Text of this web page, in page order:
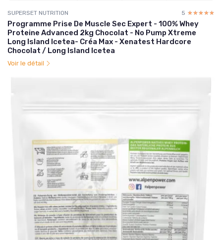
SUPERSET NUTRITION 5 ☆☆☆☆☆
★★★★★
Programme Prise De Muscle Sec Expert - 100% Whey
Proteine Advanced 2kg Chocolat - No Pump Xtreme
Long Island Icetea- Créa Max - Xenatest Hardcore
Chocolat / Long Island Icetea
Voir le détail